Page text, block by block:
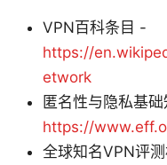
VPN百科条目 -
https://
etwork
匿名性与隐私基
https://
全球知名VPN评